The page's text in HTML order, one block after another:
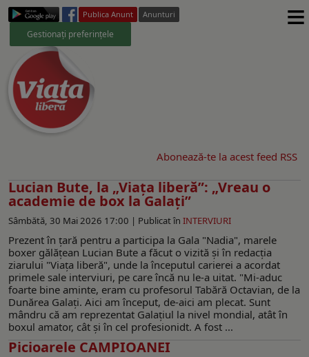
Publica Anunt Anunturi
Gestionați preferințele ≡
Abonează-te la acest feed RSS
Lucian Bute, la „Viaţa liberă”: „Vreau o
academie de box la Galaţi”
Sâmbătă, 30 Mai 2026 17:00 | Publicat în INTERVIURI
Prezent în ţară pentru a participa la Gala "Nadia", marele
boxer gălăţean Lucian Bute a făcut o vizită şi în redacţia
ziarului "Viaţa liberă", unde la începutul carierei a acordat
primele sale interviuri, pe care încă nu le-a uitat. "Mi-aduc
foarte bine aminte, eram cu profesorul Tabără Octavian, de la
Dunărea Galaţi. Aici am început, de-aici am plecat. Sunt
mândru că am reprezentat Galaţiul la nivel mondial, atât în
boxul amator, cât şi în cel profesionidt. A fost ...
Picioarele CAMPIOANEI